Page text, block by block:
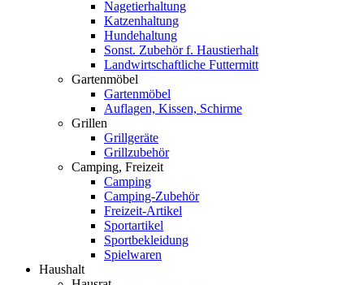
Nagetierhaltung
Katzenhaltung
Hundehaltung
Sonst. Zubehör f. Haustierhalt
Landwirtschaftliche Futtermitt
Gartenmöbel
Gartenmöbel
Auflagen, Kissen, Schirme
Grillen
Grillgeräte
Grillzubehör
Camping, Freizeit
Camping
Camping-Zubehör
Freizeit-Artikel
Sportartikel
Sportbekleidung
Spielwaren
Haushalt